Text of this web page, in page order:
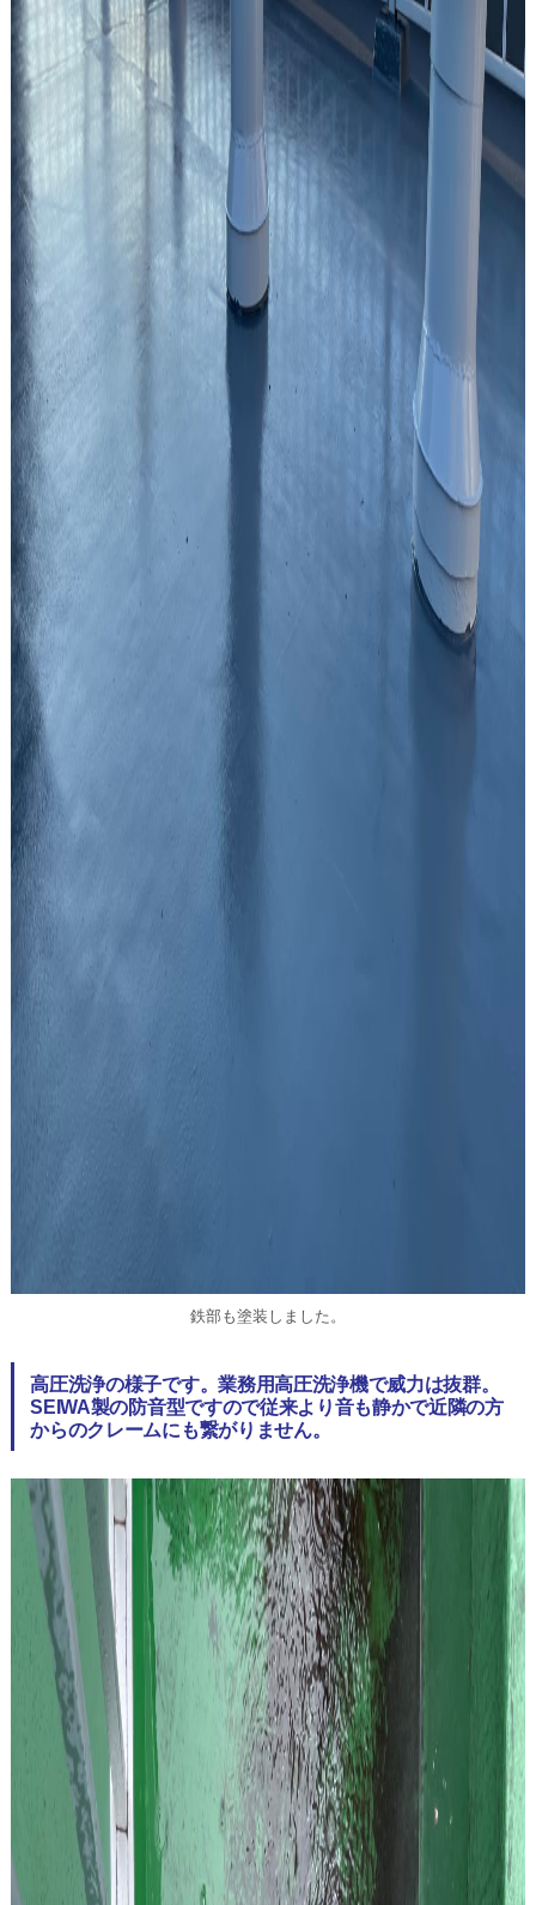
鉄部も塗装しました。
高圧洗浄の様子です。業務用高圧洗浄機で威力は抜群。
SEIWA製の防音型ですので従来より音も静かで近隣の方
からのクレームにも繋がりません。